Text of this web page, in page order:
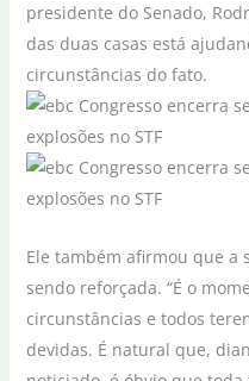
presidente do Senado,
das duas casas está
circunstâncias do fato.
Ele também afirmou que a
sendo reforçada. “É o
circunstâncias e todos
devidas. É natural que,